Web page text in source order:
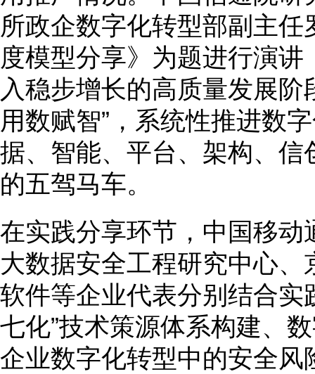
所政企数字化转型部副主
度模型分享》为题进行演
入稳步增长的高质量发展
用数赋智”，系统性推进数
据、智能、平台、架构、
的五驾马车。
在实践分享环节，中国移
大数据安全工程研究中心
软件等企业代表分别结合实
七化”技术策源体系构建、
企业数字化转型中的安全